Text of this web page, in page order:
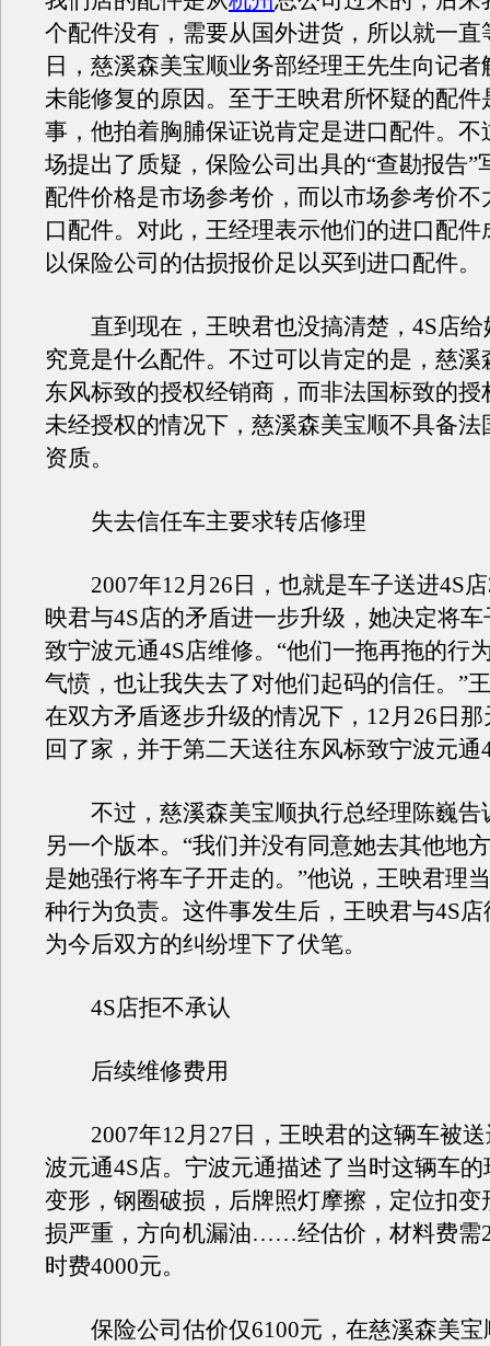
个配件没有，需要从国外进货，所以就一直
日，慈溪森美宝顺业务部经理王先生向记者
未能修复的原因。至于王映君所怀疑的配件
事，他拍着胸脯保证说肯定是进口配件。不
场提出了质疑，保险公司出具的“查勘报告”
配件价格是市场参考价，而以市场参考价不
口配件。对此，王经理表示他们的进口配件
以保险公司的估损报价足以买到进口配件。
直到现在，王映君也没搞清楚，4S店给
究竟是什么配件。不过可以肯定的是，慈溪
东风标致的授权经销商，而非法国标致的授
未经授权的情况下，慈溪森美宝顺不具备法
资质。
失去信任车主要求转店修理
2007年12月26日，也就是车子送进4S店
映君与4S店的矛盾进一步升级，她决定将
致宁波元通4S店维修。“他们一拖再拖的行
气愤，也让我失去了对他们起码的信任。”
在双方矛盾逐步升级的情况下，12月26日
回了家，并于第二天送往东风标致宁波元通
不过，慈溪森美宝顺执行总经理陈巍告
另一个版本。“我们并没有同意她去其他地
是她强行将车子开走的。”他说，王映君理
种行为负责。这件事发生后，王映君与4S
为今后双方的纠纷埋下了伏笔。
4S店拒不承认
后续维修费用
2007年12月27日，王映君的这辆车被送
波元通4S店。宁波元通描述了当时这辆车
变形，钢圈破损，后牌照灯摩擦，定位扣变
损严重，方向机漏油……经估价，材料费需
时费4000元。
保险公司估价仅6100元，在慈溪森美宝